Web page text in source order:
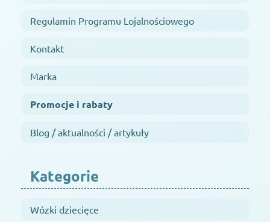
Regulamin Programu Lojalnościowego
Kontakt
Marka
Promocje i rabaty
Blog / aktualności / artykuły
Kategorie
Wózki dziecięce